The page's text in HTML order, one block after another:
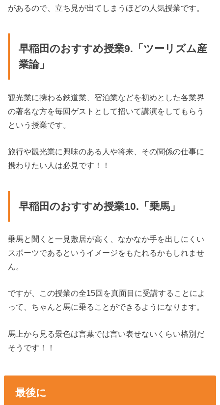
があるので、立ち見が出てしまうほどの人気授業です。
早稲田のおすすめ授業9.「ツーリズム産
業論」
観光業に携わる鉄道業、宿泊業などを初めとした各業界
の著名な方を毎回ゲストとして招いて講演をしてもらう
という授業です。
旅行や観光業に興味のある人や将来、その関係の仕事に
携わりたい人は必見です！！
早稲田のおすすめ授業10.「乗馬」
乗馬と聞くと一見敷居が高く、なかなか手を出しにくい
スポーツであるというイメージをもたれるかもしれませ
ん。
ですが、この授業の全15回を真面目に受講することによ
って、ちゃんと馬に乗ることができるようになります。
馬上から見る景色は言葉では言い表せないくらい格別だ
そうです！！
最後に